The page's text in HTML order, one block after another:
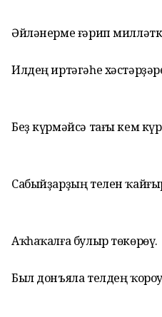
Әйләнерме ғәрип
Илдең иртәгәһе
Беҙ күрмәйсә тағы кем
Сабыйҙарҙың телен
Аҡһаҡалға булыр төкөрөү.
Был донъяла телдең